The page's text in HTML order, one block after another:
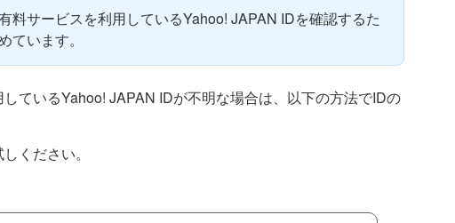
）
料サービスを利用しているYahoo! JAPAN IDを確認するた
ています。
ているYahoo! JAPAN IDが不明な場合は、以下の方法でIDの
ください。